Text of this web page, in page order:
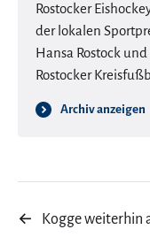
Rostocker
der lokalen
Hansa Rostock
Rostocker
Archiv anzeigen
←
Kogge weiterhin